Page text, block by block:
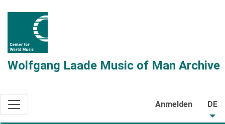
Wolfgang Laade Music of Man Archive
Anmelden DE